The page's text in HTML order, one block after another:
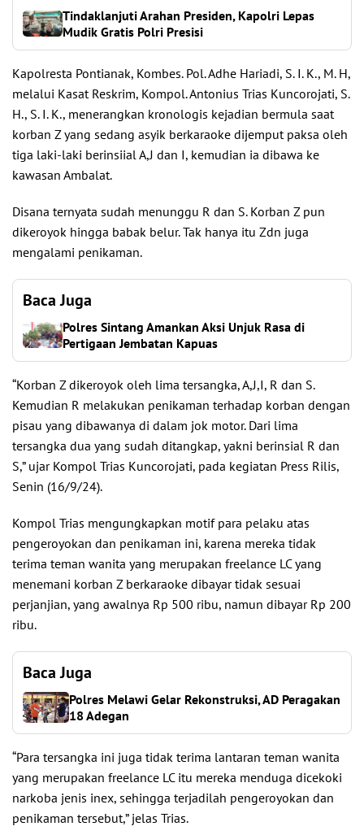
Tindaklanjuti Arahan Presiden, Kapolri Lepas
Mudik Gratis Polri Presisi
Kapolresta Pontianak, Kombes. Pol. Adhe Hariadi, S. I. K., M. H,
melalui Kasat Reskrim, Kompol. Antonius Trias Kuncorojati, S.
H., S. I. K., menerangkan kronologis kejadian bermula saat
korban Z yang sedang asyik berkaraoke dijemput paksa oleh
tiga laki-laki berinsiial A,J dan I, kemudian ia dibawa ke
kawasan Ambalat.
Disana ternyata sudah menunggu R dan S. Korban Z pun
dikeroyok hingga babak belur. Tak hanya itu Zdn juga
mengalami penikaman.
Baca Juga
Polres Sintang Amankan Aksi Unjuk Rasa di
Pertigaan Jembatan Kapuas
“Korban Z dikeroyok oleh lima tersangka, A,J,I, R dan S.
Kemudian R melakukan penikaman terhadap korban dengan
pisau yang dibawanya di dalam jok motor. Dari lima
tersangka dua yang sudah ditangkap, yakni berinsial R dan
S,” ujar Kompol Trias Kuncorojati, pada kegiatan Press Rilis,
Senin (16/9/24).
Kompol Trias mengungkapkan motif para pelaku atas
pengeroyokan dan penikaman ini, karena mereka tidak
terima teman wanita yang merupakan freelance LC yang
menemani korban Z berkaraoke dibayar tidak sesuai
perjanjian, yang awalnya Rp 500 ribu, namun dibayar Rp 200
ribu.
Baca Juga
Polres Melawi Gelar Rekonstruksi, AD Peragakan
18 Adegan
“Para tersangka ini juga tidak terima lantaran teman wanita
yang merupakan freelance LC itu mereka menduga dicekoki
narkoba jenis inex, sehingga terjadilah pengeroyokan dan
penikaman tersebut,” jelas Trias.